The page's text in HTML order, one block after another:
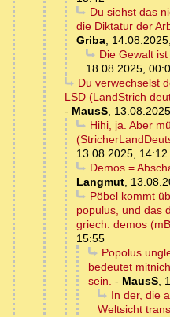
Du siehst das
die Diktatur der
Griba,
Die Gewalt
18.08.2025,
Du verwechselst
LSD (LandStrich
- MausS,
Hihi, ja. Aber
13.08.2025, 14:12
Demos =
Langmut,
Pöbel kommt
populus, und das
griech. demos
15:55
Popolus
bedeutet
sein. - MausS,
In der, die
Weltsicht